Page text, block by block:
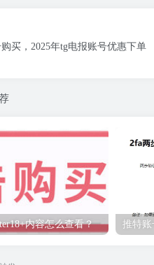
买，2025年tg电报账号优惠下单
内容怎么查看？ 推特账